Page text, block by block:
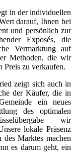
in der individuellen
darauf, Ihnen bei
und persönlich zur
Exposés, die
Vermarktung auf
Methoden, die wir
Preis zu verkaufen.
zeigt sich auch in
der Käufer, die in
ein neues
des optimalen
– wir
lokale Präsenz
des Marktes machen
es darum geht, ein